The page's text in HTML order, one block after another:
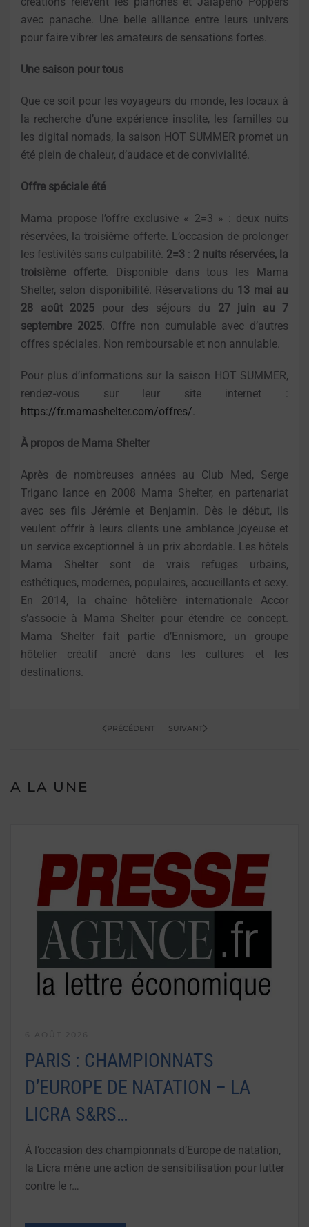
avec panache. Une belle alliance entre leurs univers
pour faire vibrer les amateurs de sensations fortes.
Une saison pour tous
Que ce soit pour les voyageurs du monde, les locaux à
la recherche d’une expérience insolite, les familles ou
les digital nomads, la saison HOT SUMMER promet un
été plein de chaleur, d’audace et de convivialité.
Offre spéciale été
Mama propose l’offre exclusive « 2=3 » : deux nuits
réservées, la troisième offerte. L’occasion de prolonger
les festivités sans culpabilité. 2=3 : 2 nuits réservées, la
troisième offerte. Disponible dans tous les Mama
Shelter, selon disponibilité. Réservations du 13 mai au
28 août 2025 pour des séjours du 27 juin au 7
septembre 2025 . Offre non cumulable avec d’autres
offres spéciales. Non remboursable et non annulable.
Pour plus d’informations sur la saison HOT SUMMER,
rendez-vous sur leur site internet :
https://fr.mamashelter.com/offres/
À propos de Mama Shelter
Après de nombreuses années au Club Med, Serge
Trigano lance en 2008 Mama Shelter, en partenariat
avec ses fils Jérémie et Benjamin. Dès le début, ils
veulent offrir à leurs clients une ambiance joyeuse et
un service exceptionnel à un prix abordable. Les hôtels
Mama Shelter sont de vrais refuges urbains,
esthétiques, modernes, populaires, accueillants et sexy.
En 2014, la chaîne hôtelière internationale Accor
s’associe à Mama Shelter pour étendre ce concept.
Mama Shelter fait partie d’Ennismore, un groupe
hôtelier créatif ancré dans les cultures et les
destinations.
PRÉCÉDENT SUIVANT
A LA UNE
PARIS : CHAMPIONNATS
D’EUROPE DE NATATION – LA
LICRA S&RS…
À l’occasion des championnats d’Europe de natation,
la Licra mène une action de sensibilisation pour lutter
contre le r…